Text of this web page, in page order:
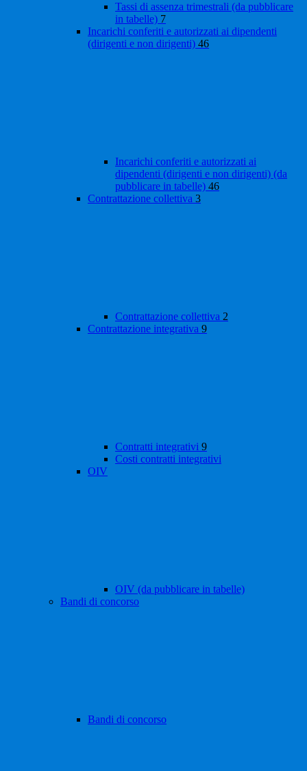
Tassi di assenza trimestrali (da pubblicare
in tabelle) 7
Incarichi conferiti e autorizzati ai dipendenti
(dirigenti e non dirigenti) 46
Incarichi conferiti e autorizzati ai
dipendenti (dirigenti e non dirigenti) (da
pubblicare in tabelle) 46
Contrattazione collettiva 3
Contrattazione collettiva 2
Contrattazione integrativa 9
Contratti integrativi 9
Costi contratti integrativi
OIV
OIV (da pubblicare in tabelle)
Bandi di concorso
Bandi di concorso